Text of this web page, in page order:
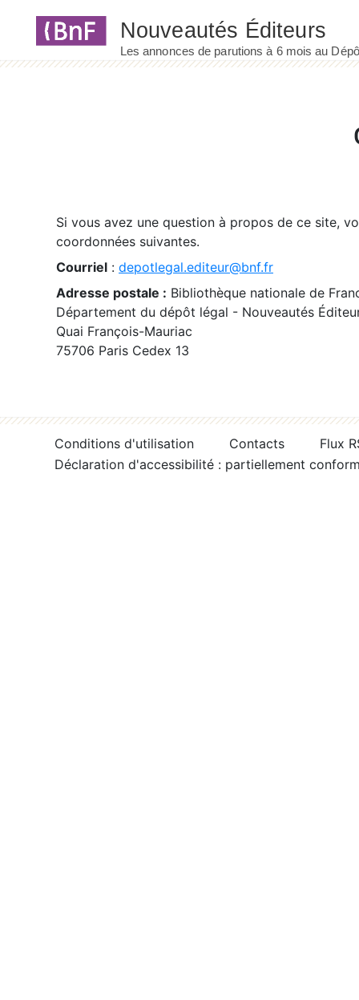
Si vous avez une question à propos de ce site,
coordonnées suivantes.
Courriel : depotlegal.editeur@bnf.fr
Adresse postale : Bibliothèque nationale de
Département du dépôt légal - Nouveautés
Quai François-Mauriac
75706 Paris Cedex 13
Conditions d'utilisation Contacts
Flux
Déclaration d'accessibilité : partiellement